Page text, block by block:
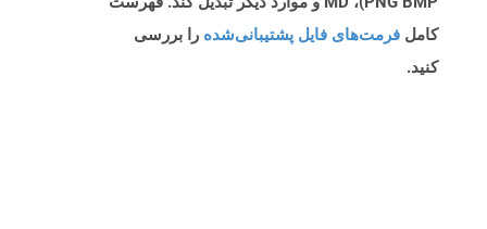
کامل فرمت‌های فایل پشتیبانی‌شده را بررسی
کنید.